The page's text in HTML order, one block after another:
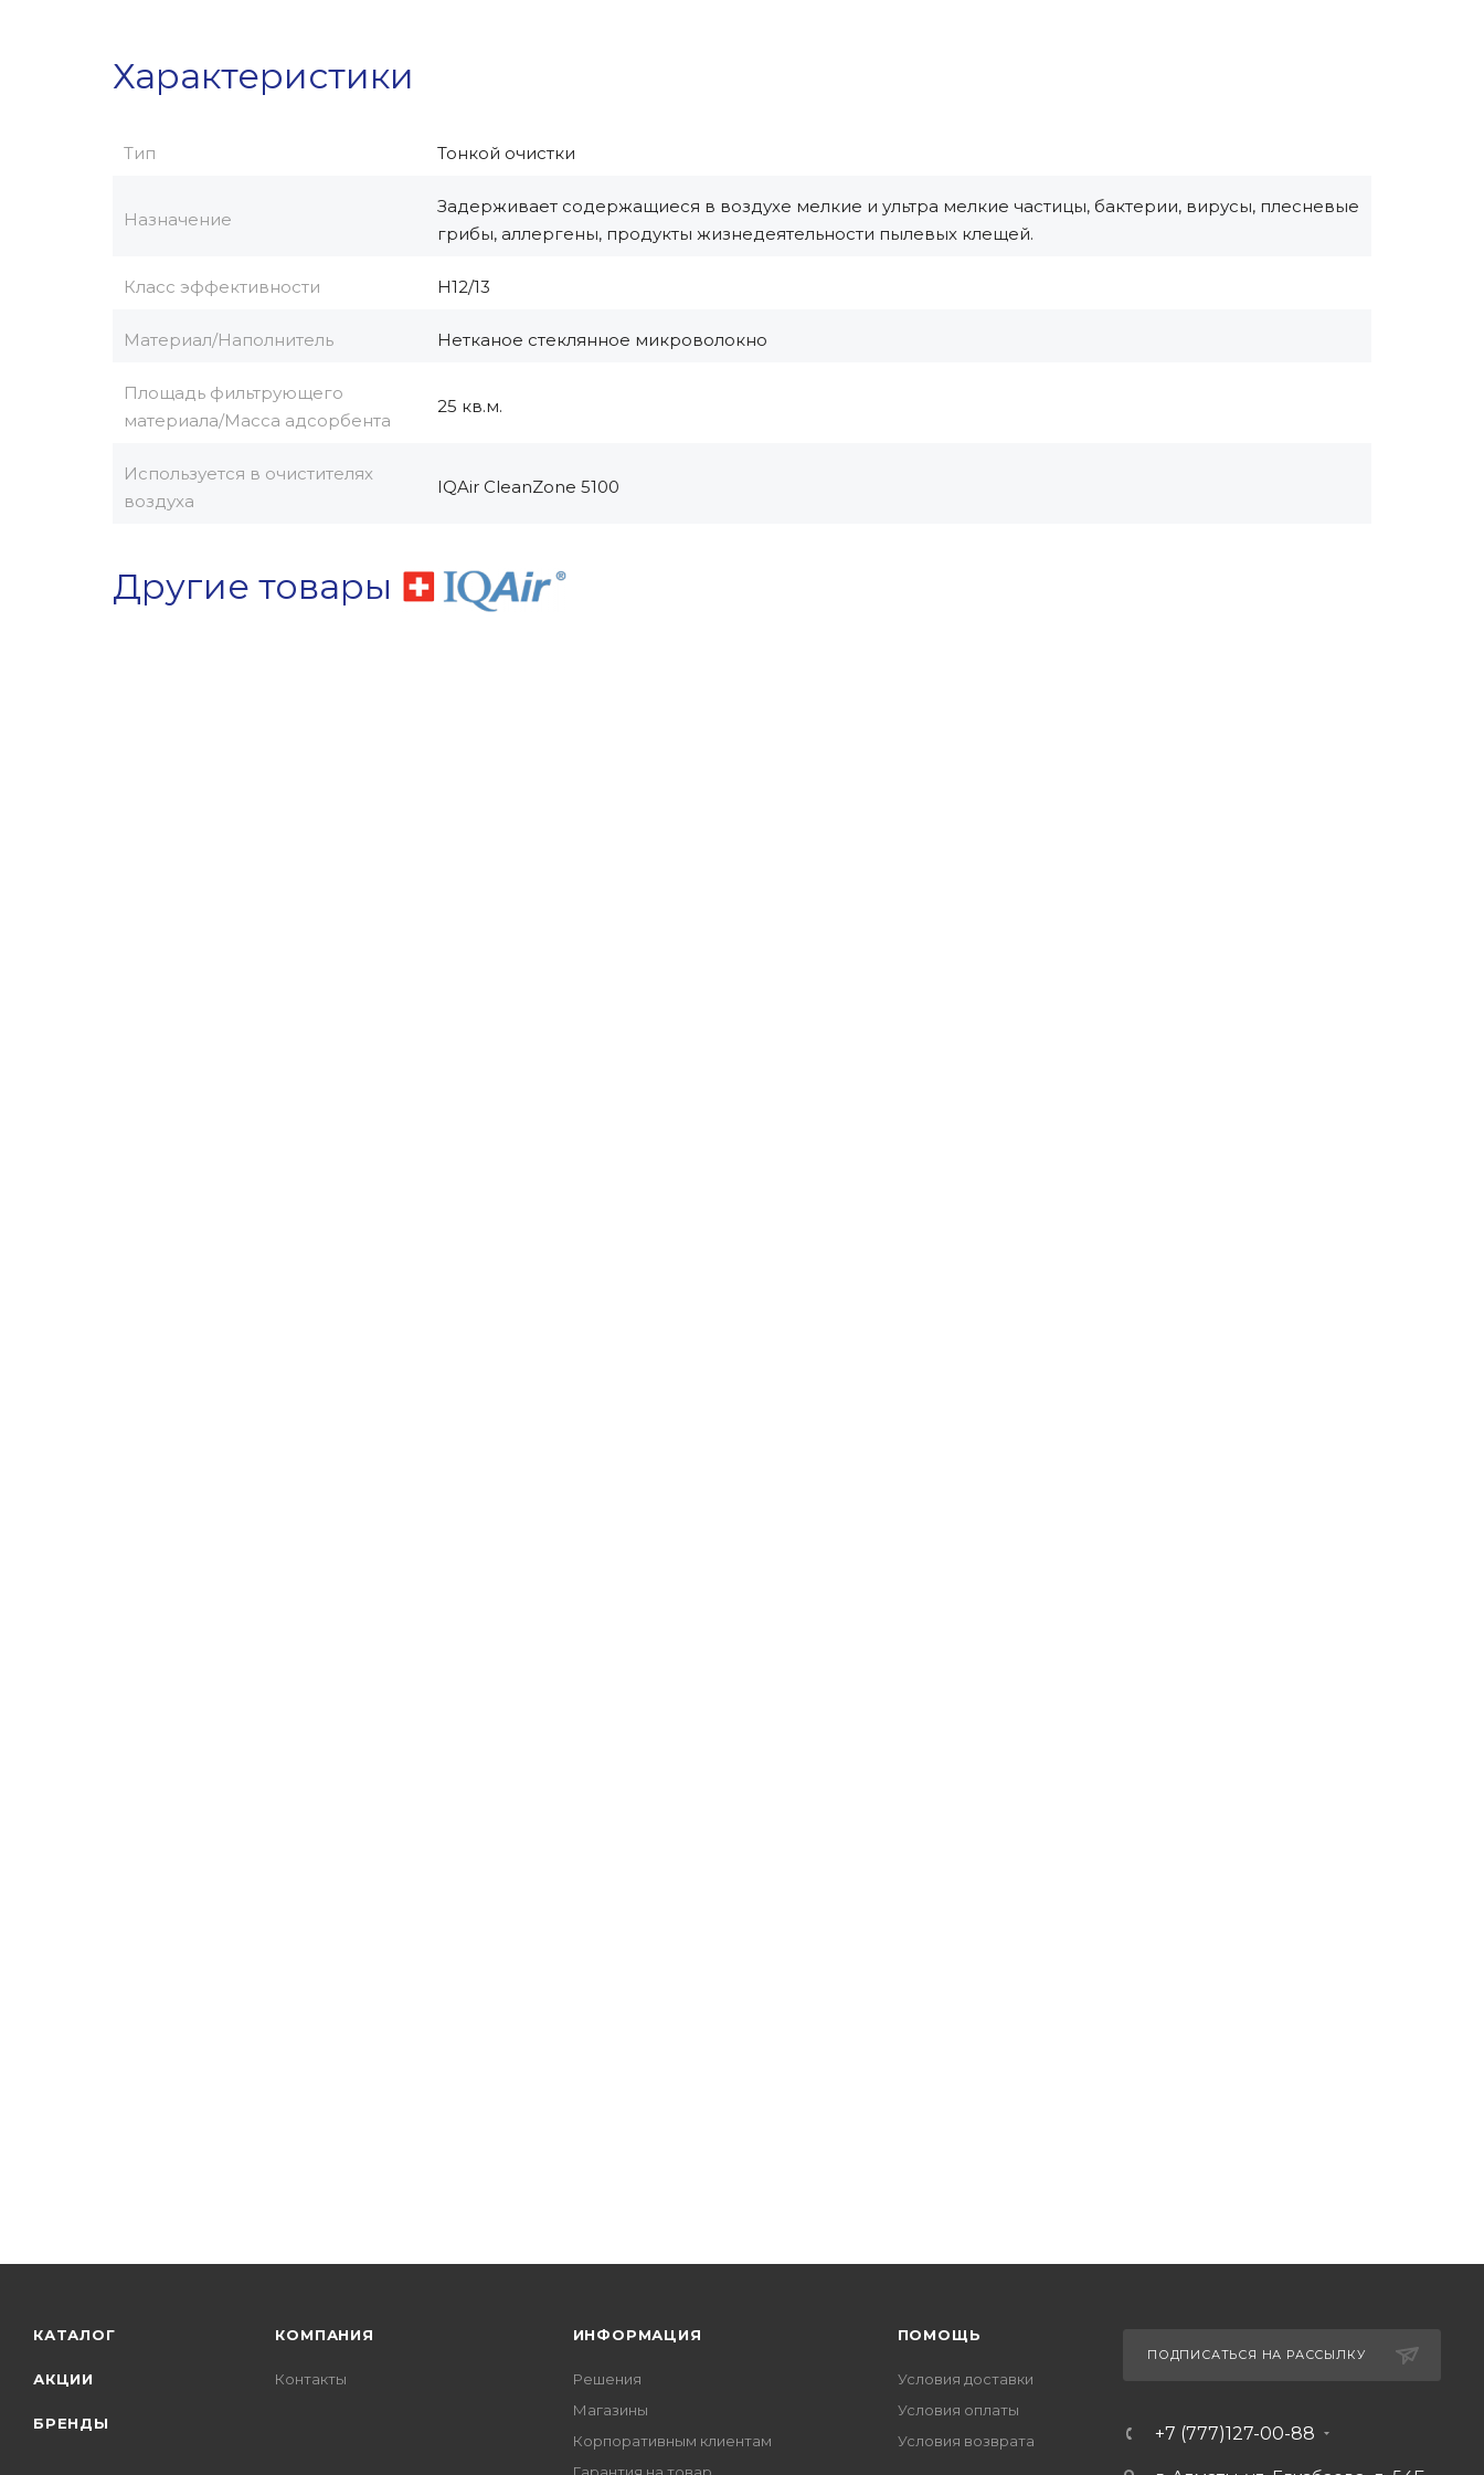
Характеристики
Тип Тонкой очистки
Назначение
Задерживает содержащиеся в воздухе мелкие и ультра мелкие частицы, бактерии, вирусы, плесневые
грибы, аллергены, продукты жизнедеятельности пылевых клещей.
Класс эффективности H12/13
Материал/Наполнитель Нетканое стеклянное микроволокно
Площадь фильтрующего
материала/Масса адсорбента
25 кв.м.
Используется в очистителях
воздуха
IQAir CleanZone 5100
Другие товары
КАТАЛОГ
АКЦИИ
БРЕНДЫ
КОМПАНИЯ
Контакты
ИНФОРМАЦИЯ
Решения
Магазины
Корпоративным клиентам
ПОМОЩЬ
Условия доставки
Условия оплаты
Условия возврата
ПОДПИСАТЬСЯ НА РАССЫЛКУ
+7 (777)127-00-88